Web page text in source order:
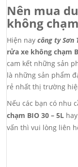
Nên mua
không
Hiện naycông ty Sơn
rửa xe không chạm
cam kết những sản
là những sản phẩm
rẻ nhất thị trường
Nếu các bạn có nhu
chạm BIO 30 – 5L
vấn thì vui lòng liên